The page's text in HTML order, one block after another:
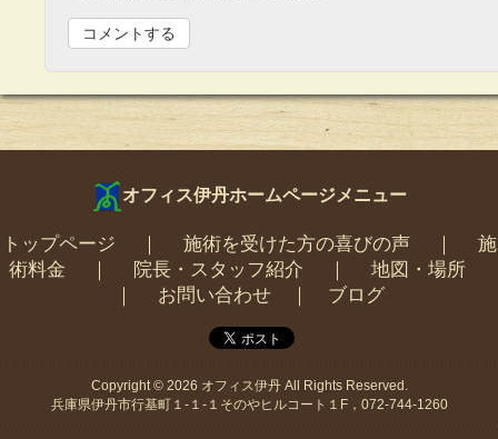
オフィス伊丹ホームページメニュー
トップページ 施術を受けた方の喜びの声｜ 施
術料金
院長・スタッフ紹介
地図・場所
お問い合わせ｜ ブログ
Copyright © 2026 オフィス伊丹All Rights Reserved.
兵庫県伊丹市行基町１-１-１そのやヒルコート１F，072-744-1260